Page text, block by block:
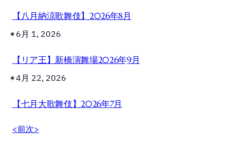
【八月納涼歌舞伎】2026年8月
✴︎6月 1, 2026
【リア王】新橋演舞場2026年9月
✴︎4月 22, 2026
【七月大歌舞伎】2026年7月
<前次>